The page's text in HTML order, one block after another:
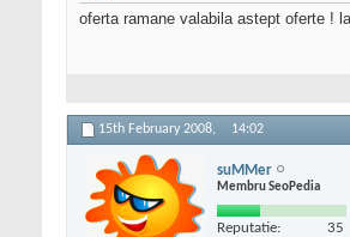
oferta ramane valabila astept oferte !
15th February 2008, 14:02
suMMer
Membru SeoPedia
Reputatie: 35